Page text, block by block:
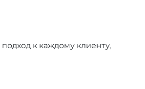
к каждому клиенту,